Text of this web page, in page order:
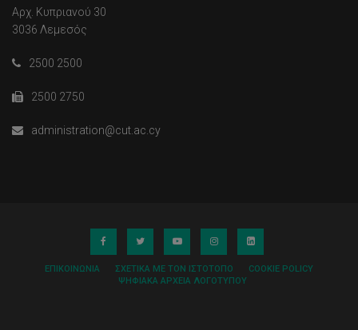
Αρχ. Κυπριανού 30
3036 Λεμεσός
2500 2500
2500 2750
administration@cut.ac.cy
ΕΠΙΚΟΙΝΩΝΊΑ ΣΧΕΤΙΚΆ ΜΕ ΤΟΝ ΙΣΤΌΤΟΠΟ
COOKIE POLICY
ΨΗΦΙΑΚΆ ΑΡΧΕΊΑ ΛΟΓΌΤΥΠΟΥ